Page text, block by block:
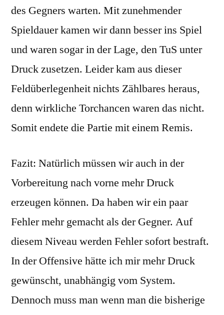
des Gegners warten. Mit zunehmender
Spieldauer kamen wir dann besser ins Spiel
und waren sogar in der Lage, den TuS unter
Druck zusetzen. Leider kam aus dieser
Feldüberlegenheit nichts Zählbares heraus,
denn wirkliche Torchancen waren das nicht.
Somit endete die Partie mit einem Remis.
Fazit: Natürlich müssen wir auch in der
Vorbereitung nach vorne mehr Druck
erzeugen können. Da haben wir ein paar
Fehler mehr gemacht als der Gegner. Auf
diesem Niveau werden Fehler sofort bestraft.
In der Offensive hätte ich mir mehr Druck
gewünscht, unabhängig vom System.
Dennoch muss man wenn man die bisherige